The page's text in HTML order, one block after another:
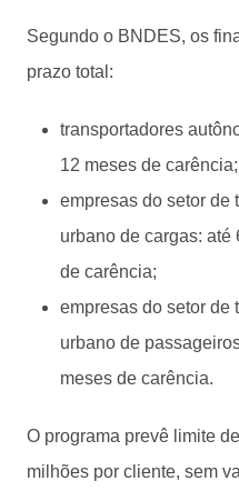
Segundo o BNDES, os
prazo total:
transportadores
12 meses de carência;
empresas do setor de
urbano de cargas: até
de carência;
empresas do setor de
urbano de
meses de carência.
O programa prevê limite
milhões por cliente, sem